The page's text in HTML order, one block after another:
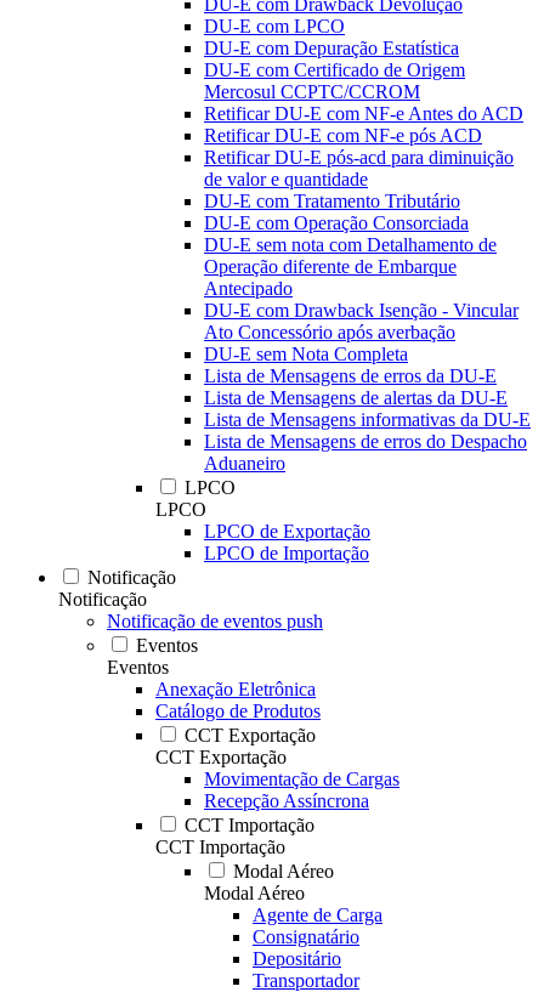
DU-E com Drawback Devolução
DU-E com LPCO
DU-E com Depuração Estatística
DU-E com Certificado de Origem
Mercosul CCPTC/CCROM
Retificar DU-E com NF-e Antes do ACD
Retificar DU-E com NF-e pós ACD
Retificar DU-E pós-acd para diminuição
de valor e quantidade
DU-E com Tratamento Tributário
DU-E com Operação Consorciada
DU-E sem nota com Detalhamento de
Operação diferente de Embarque
Antecipado
DU-E com Drawback Isenção - Vincular
Ato Concessório após averbação
DU-E sem Nota Completa
Lista de Mensagens de erros da DU-E
Lista de Mensagens de alertas da DU-E
Lista de Mensagens informativas da DU-E
Lista de Mensagens de erros do Despacho
Aduaneiro
LPCO
LPCO
LPCO de Exportação
LPCO de Importação
Notificação
Notificação
Notificação de eventos push
Eventos
Eventos
Anexação Eletrônica
Catálogo de Produtos
CCT Exportação
CCT Exportação
Movimentação de Cargas
Recepção Assíncrona
CCT Importação
CCT Importação
Modal Aéreo
Modal Aéreo
Agente de Carga
Consignatário
Depositário
Transportador